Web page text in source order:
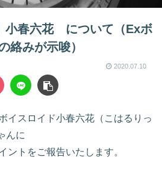
小春六花 について（Exボ
絡みが示唆）
2020.07.10
イスロイド小春六花（こはるりっ
んに
ントをご報告いたします。